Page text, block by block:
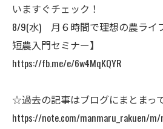
いますぐチェック！
8/9(水) 月６時間で理想の農ライ
短農入門セミナー】
https://fb.me/e/6w4MqKQYR
☆過去の記事はブログにまとまっ
https://note.com/manmaru_rakuen/m/